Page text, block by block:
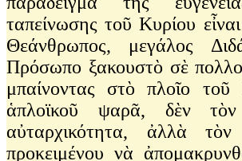
ταπείνωσης τοῦ Κυρίου
Θεάνθρωπος, μεγάλος
Πρόσωπο ξακουστὸ σὲ
μπαίνοντας στὸ πλοῖο τοῦ
ἁπλοϊκοῦ ψαρᾶ, δὲν
αὐταρχικότητα, ἀλλὰ τὸν
προκειμένου νὰ